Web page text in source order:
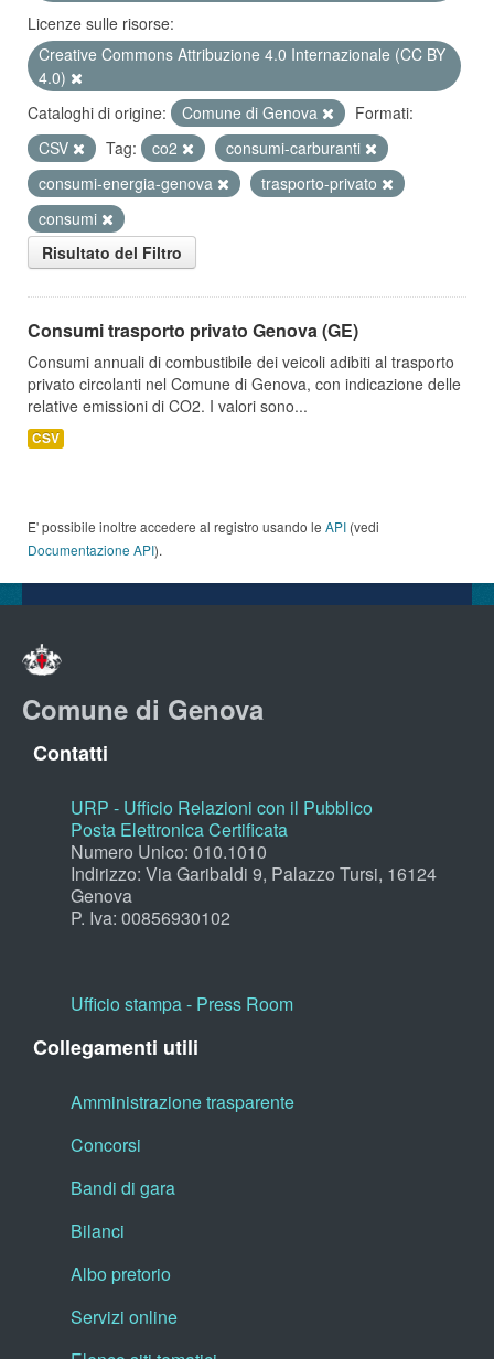
Licenze sulle risorse:
Creative Commons Attribuzione 4.0 Internazionale (CC BY
4.0)
Cataloghi di origine:
Comune di Genova
Formati:
CSV
Tag: co2
consumi-carburanti
consumi-energia-genova
trasporto-privato
consumi
Risultato del Filtro
Consumi trasporto privato Genova (GE)
Consumi annuali di combustibile dei veicoli adibiti al trasporto
privato circolanti nel Comune di Genova, con indicazione delle
relative emissioni di CO2. I valori sono...
CSV
E' possibile inoltre accedere al registro usando le API (vedi
Documentazione API).
Comune di Genova
Contatti
URP - Ufficio Relazioni con il Pubblico
Posta Elettronica Certificata
Numero Unico: 010.1010
Indirizzo: Via Garibaldi 9, Palazzo Tursi, 16124
Genova
P. Iva: 00856930102
Ufficio stampa - Press Room
Collegamenti utili
Amministrazione trasparente
Concorsi
Bandi di gara
Bilanci
Albo pretorio
Servizi online